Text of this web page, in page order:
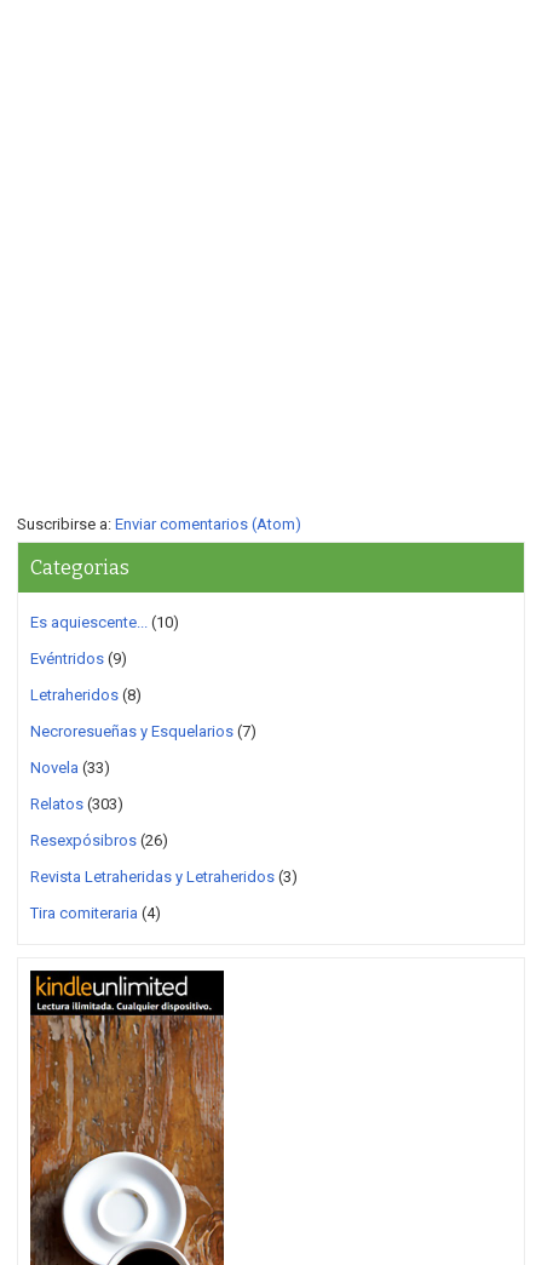
Suscribirse a: Enviar comentarios (Atom)
Categorias
Es aquiescente... (10)
Evéntridos (9)
Letraheridos (8)
Necroresueñas y Esquelarios (7)
Novela (33)
Relatos (303)
Resexpósibros (26)
Revista Letraheridas y Letraheridos (3)
Tira comiteraria (4)